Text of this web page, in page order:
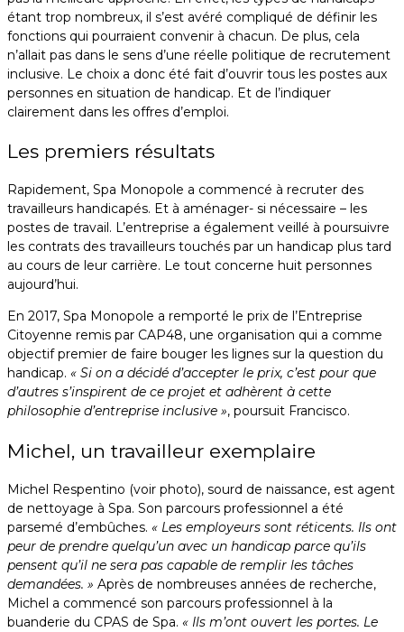
étant trop nombreux, il s’est avéré compliqué de définir les
fonctions qui pourraient convenir à chacun. De plus, cela
n’allait pas dans le sens d’une réelle politique de recrutement
inclusive. Le choix a donc été fait d’ouvrir tous les postes aux
personnes en situation de handicap. Et de l’indiquer
clairement dans les offres d’emploi.
Les premiers résultats
Rapidement, Spa Monopole a commencé à recruter des
travailleurs handicapés. Et à aménager- si nécessaire – les
postes de travail. L’entreprise a également veillé à poursuivre
les contrats des travailleurs touchés par un handicap plus tard
au cours de leur carrière. Le tout concerne huit personnes
aujourd’hui.
En 2017, Spa Monopole a remporté le prix de l’Entreprise
Citoyenne remis par CAP48, une organisation qui a comme
objectif premier de faire bouger les lignes sur la question du
handicap. « Si on a décidé d’accepter le prix, c’est pour que
d’autres s’inspirent de ce projet et adhèrent à cette
philosophie d’entreprise inclusive », poursuit Francisco.
Michel, un travailleur exemplaire
Michel Respentino (voir photo), sourd de naissance, est agent
de nettoyage à Spa. Son parcours professionnel a été
parsemé d’embûches. « Les employeurs sont réticents. Ils ont
peur de prendre quelqu’un avec un handicap parce qu’ils
pensent qu’il ne sera pas capable de remplir les tâches
demandées. » Après de nombreuses années de recherche,
Michel a commencé son parcours professionnel à la
buanderie du CPAS de Spa. « Ils m’ont ouvert les portes. Le